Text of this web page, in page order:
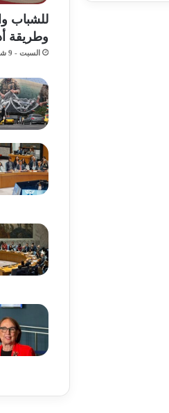
للشباب
وطريقة
السبت - 9 شوال - 1444هـ / 29 أبريل - 2023م / 8:02 مساءً